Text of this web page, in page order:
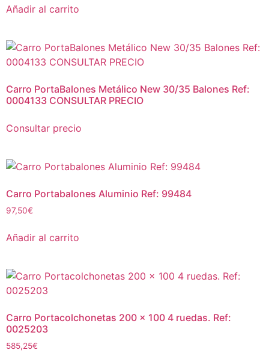
Añadir al carrito
Carro PortaBalones Metálico New 30/35 Balones Ref:
0004133 CONSULTAR PRECIO
Consultar precio
Carro Portabalones Aluminio Ref: 99484
97,50€
Añadir al carrito
Carro Portacolchonetas 200 x 100 4 ruedas. Ref:
0025203
585,25€